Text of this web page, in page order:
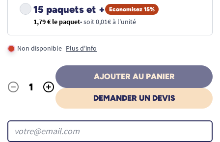
15 paquets et + Economisez 15%
1,79 € le paquet• soit 0,01€ à l'unité
Non disponible Plus d'info
Quantité
- +
AJOUTER AU PANIER
DEMANDER UN DEVIS